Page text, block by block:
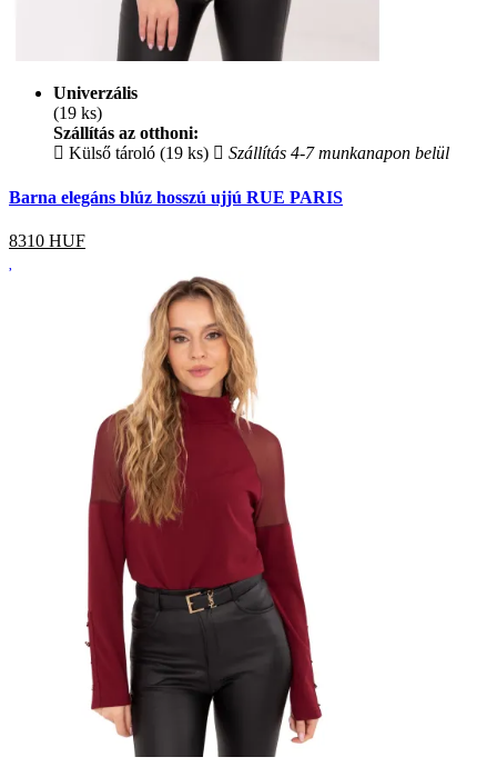
Univerzális
(19 ks)
Szállítás az otthoni:
Külső tároló (19 ks)
Szállítás 4-7 munkanapon belül
Barna elegáns blúz hosszú ujjú RUE PARIS
8310 HUF